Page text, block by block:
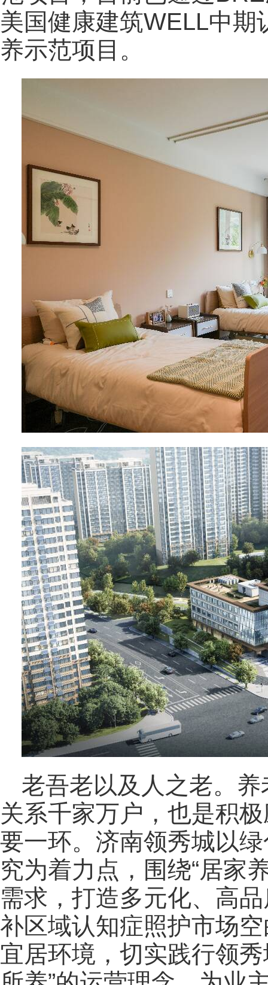
美国健康建筑WELL中
养示范项目。
老吾老以及人之老。
关系千家万户，也是积
要一环。济南领秀城以
究为着力点，围绕“居家
需求，打造多元化、高
补区域认知症照护市场
宜居环境，切实践行领